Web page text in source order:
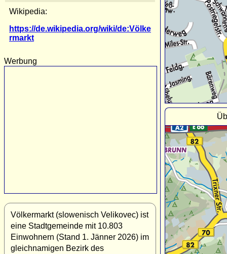
Wikipedia:
https://de.wikipedia.org/wiki/de:Völke
rmarkt
Werbung
Völkermarkt (slowenisch Velikovec) ist
eine Stadtgemeinde mit 10.803
Einwohnern (Stand 1. Jänner 2026) im
gleichnamigen Bezirk des